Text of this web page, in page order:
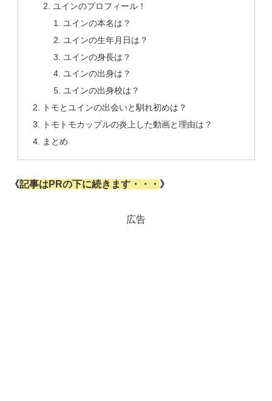
ユインのプロフィール！
ユインの本名は？
ユインの生年月日は？
ユインの身長は？
ユインの出身は？
ユインの出身校は？
トモとユインの出会いと馴れ初めは？
トモトモカップルの炎上した動画と理由は？
まとめ
《記事はPRの下に続きます・・・ 》
広告